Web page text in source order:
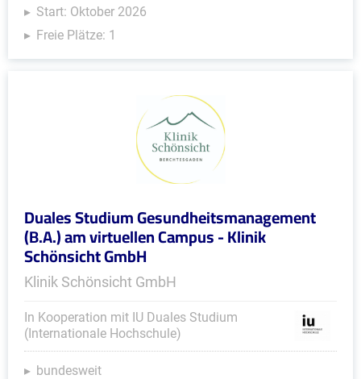
Start: Oktober 2026
Freie Plätze: 1
Duales Studium Gesundheitsmanagement
(B.A.) am virtuellen Campus - Klinik
Schönsicht GmbH
Klinik Schönsicht GmbH
In Kooperation mit IU Duales Studium
(Internationale Hochschule)
bundesweit